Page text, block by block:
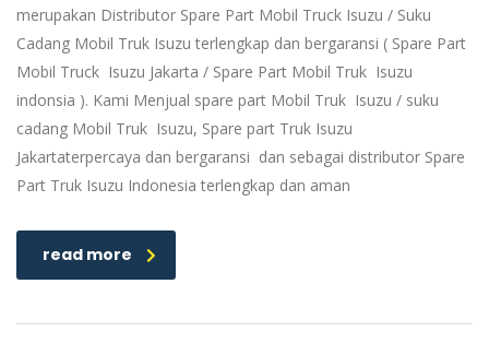
merupakan Distributor Spare Part Mobil Truck Isuzu / Suku
Cadang Mobil Truk Isuzu terlengkap dan bergaransi ( Spare Part
Mobil Truck Isuzu Jakarta / Spare Part Mobil Truk Isuzu
indonsia ). Kami Menjual spare part Mobil Truk Isuzu / suku
cadang Mobil Truk Isuzu, Spare part Truk Isuzu
Jakartaterpercaya dan bergaransi dan sebagai distributor Spare
Part Truk Isuzu Indonesia terlengkap dan aman
read more